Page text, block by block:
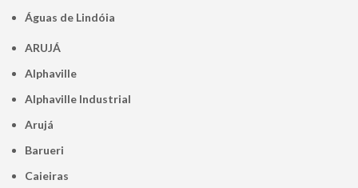
Águas de Lindóia
ARUJÁ
Alphaville
Alphaville Industrial
Arujá
Barueri
Caieiras